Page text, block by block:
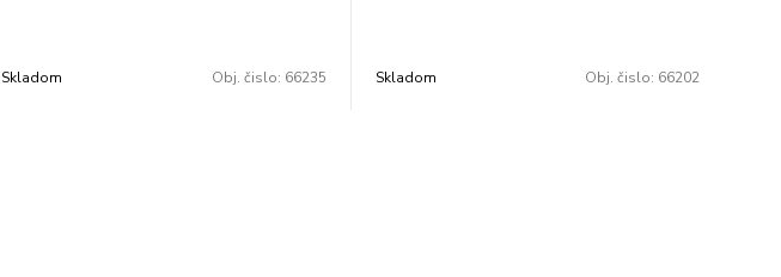
Skladom Obj. čislo: 66235 Skladom Obj. čislo: 66202